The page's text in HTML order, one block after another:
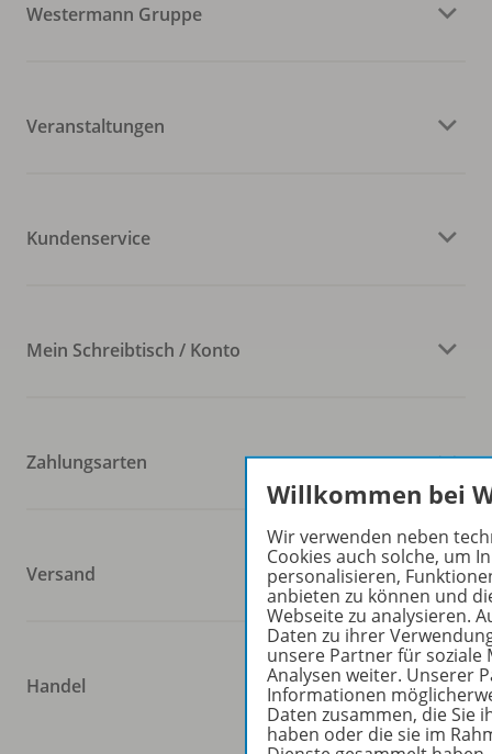
Westermann Gruppe
Veranstaltungen
Kundenservice
Mein Schreibtisch / Konto
Zahlungsarten
Versand
Handel
Willkommen bei
Wir verwenden neben
Cookies auch solche, um
personalisieren,
anbieten zu können und
Webseite zu analysieren.
Daten zu ihrer
unsere Partner für soziale
Analysen weiter. Unserer
Informationen
Daten zusammen, die Sie
haben oder die sie im